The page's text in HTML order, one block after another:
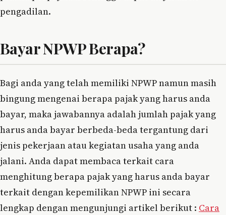
pengadilan.
Bayar NPWP Berapa?
Bagi anda yang telah memiliki NPWP namun masih
bingung mengenai berapa pajak yang harus anda
bayar, maka jawabannya adalah jumlah pajak yang
harus anda bayar berbeda-beda tergantung dari
jenis pekerjaan atau kegiatan usaha yang anda
jalani. Anda dapat membaca terkait cara
menghitung berapa pajak yang harus anda bayar
terkait dengan kepemilikan NPWP ini secara
lengkap dengan mengunjungi artikel berikut : Cara